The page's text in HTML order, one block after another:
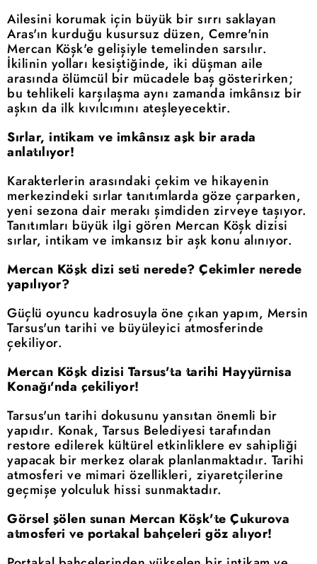
Ailesini korumak için büyük bir sırrı saklayan
Aras'ın kurduğu kusursuz düzen, Cemre'nin
Mercan Köşk'e gelişiyle temelinden sarsılır.
İkilinin yolları kesiştiğinde, iki düşman aile
arasında ölümcül bir mücadele baş gösterirken;
bu tehlikeli karşılaşma aynı zamanda imkânsız bir
aşkın da ilk kıvılcımını ateşleyecektir.
Sırlar, intikam ve imkânsız aşk bir arada
anlatılıyor!
Karakterlerin arasındaki çekim ve hikayenin
merkezindeki sırlar tanıtımlarda göze çarparken,
yeni sezona dair merakı şimdiden zirveye taşıyor.
Tanıtımları büyük ilgi gören Mercan Köşk dizisi
sırlar, intikam ve imkansız bir aşk konu alınıyor.
Mercan Köşk dizi seti nerede? Çekimler nerede
yapılıyor?
Güçlü oyuncu kadrosuyla öne çıkan yapım, Mersin
Tarsus'un tarihi ve büyüleyici atmosferinde
çekiliyor.
Mercan Köşk dizisi Tarsus'ta tarihi Hayyürnisa
Konağı'nda çekiliyor!
Tarsus'un tarihi dokusunu yansıtan önemli bir
yapıdır. Konak, Tarsus Belediyesi tarafından
restore edilerek kültürel etkinliklere ev sahipliği
yapacak bir merkez olarak planlanmaktadır. Tarihi
atmosferi ve mimari özellikleri, ziyaretçilerine
geçmişe yolculuk hissi sunmaktadır.
Görsel şölen sunan Mercan Köşk'te Çukurova
atmosferi ve portakal bahçeleri göz alıyor!